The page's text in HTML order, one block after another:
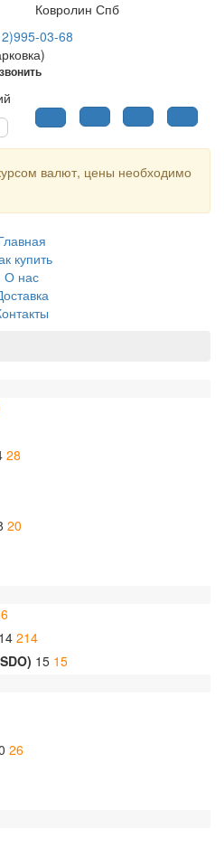
Ковролин Спб
03-68
валют, цены необходимо
купить
О нас
28
20
14 214
15 15
26